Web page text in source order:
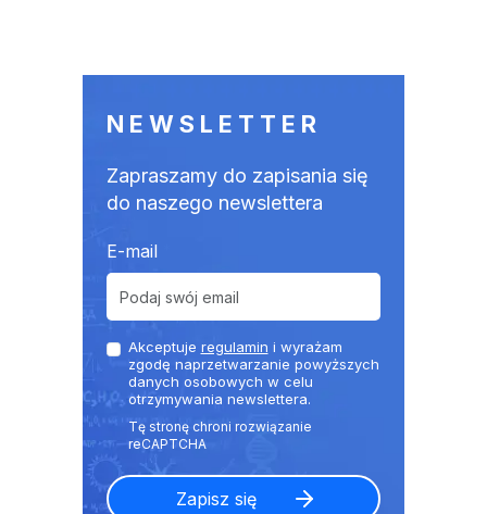
NEWSLETTER
Zapraszamy do zapisania się
do naszego newslettera
E-mail
Akceptuje regulamin i wyrażam
zgodę naprzetwarzanie powyższych
danych osobowych w celu
otrzymywania newslettera.